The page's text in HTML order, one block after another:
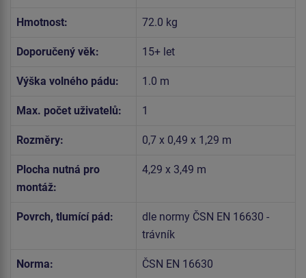
Hmotnost: 72.0 kg
Doporučený věk: 15+ let
Výška volného pádu: 1.0 m
Max. počet uživatelů: 1
Rozměry: 0,7 x 0,49 x 1,29 m
Plocha nutná pro
montáž:
4,29 x 3,49 m
Povrch, tlumící pád:
dle normy ČSN EN 16630 -
trávník
Norma: ČSN EN 16630